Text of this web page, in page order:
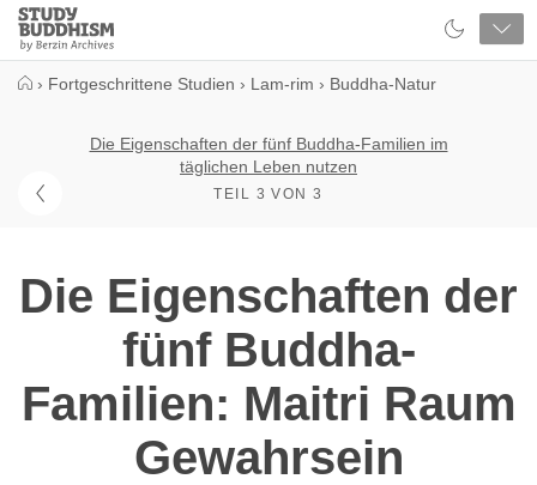
Close
Study
Buddhism
› Fortgeschrittene Studien › Lam-rim › Buddha-Natur
Die Eigenschaften der fünf Buddha-Familien im
täglichen Leben nutzen
TEIL 3 VON 3
Die Eigenschaften der
fünf Buddha-
Familien: Maitri Raum
Gewahrsein